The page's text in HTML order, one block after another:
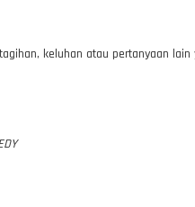
keluhan atau pertanyaan